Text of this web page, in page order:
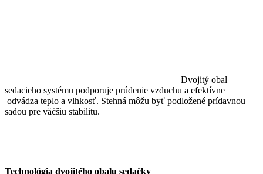
Dvojitý obal
sedacieho systému podporuje prúdenie vzduchu a efektívne
odvádza teplo a vlhkosť. Stehná môžu byť podložené prídavnou
sadou pre väčšiu stabilitu.
Technológia dvojitého obalu sedačky